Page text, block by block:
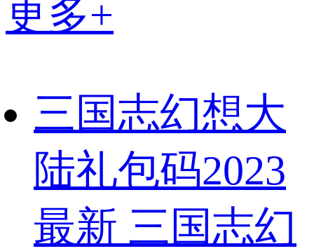
更多+
三国志幻想大
陆礼包码2023
最新 三国志幻